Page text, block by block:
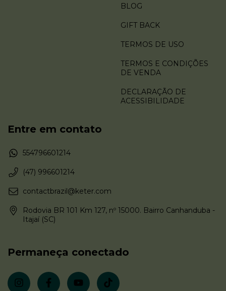
BLOG
GIFT BACK
TERMOS DE USO
TERMOS E CONDIÇÕES
DE VENDA
DECLARAÇÃO DE
ACESSIBILIDADE
Entre em contato
554796601214
(47) 996601214
contactbrazil@keter.com
Rodovia BR 101 Km 127, nº 15000. Bairro Canhanduba -
Itajaí (SC)
Permaneça conectado